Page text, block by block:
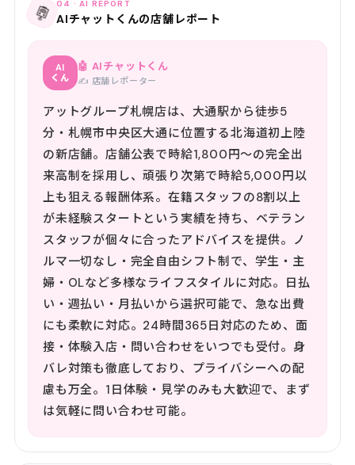
🤖 04 · AI REPORT
AIチャットくんの店舗レポート
AI
くん
🤖 AIチャットくん
✍️ 店舗レポーター
アットグループ札幌店は、大通駅から徒歩5
分・札幌市中央区大通に位置する北海道初上陸
の新店舗。店舗公表で時給1,800円〜の完全出
来高制を採用し、頑張り次第で時給5,000円以
上も狙える報酬体系。在籍スタッフの8割以上
が未経験スタートという実績を持ち、ベテラン
スタッフが個々に合ったアドバイスを提供。ノ
ルマ一切なし・完全自由シフト制で、学生・主
婦・OLなど多様なライフスタイルに対応。日払
い・週払い・月払いから選択可能で、急な出費
にも柔軟に対応。24時間365日対応のため、面
接・体験入店・問い合わせをいつでも受付。身
バレ対策も徹底しており、プライバシーへの配
慮も万全。1日体験・見学のみも大歓迎で、まず
は気軽に問い合わせ可能。